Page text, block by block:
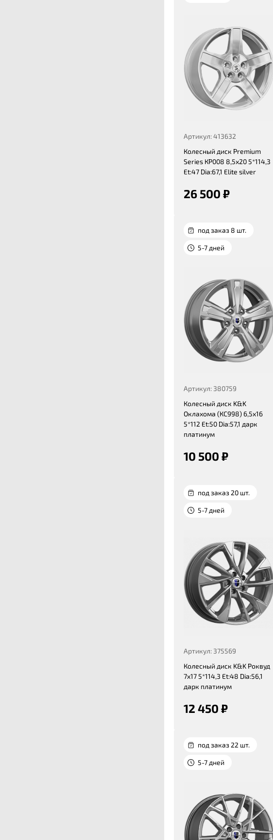
Артикул: 413632
Колесный диск Premium
Series КР008 8,5x20 5*114,3
Et:47 Dia:67,1 Elite silver
26 500 ₽
под заказ 8 шт.
5-7 дней
Артикул: 380759
Колесный диск K&K
Оклахома (КС998) 6,5x16
5*112 Et:50 Dia:57,1 дарк
платинум
10 500 ₽
под заказ 20 шт.
5-7 дней
Артикул: 375569
Колесный диск K&K Роквуд
7x17 5*114,3 Et:48 Dia:56,1
дарк платинум
12 450 ₽
под заказ 22 шт.
5-7 дней